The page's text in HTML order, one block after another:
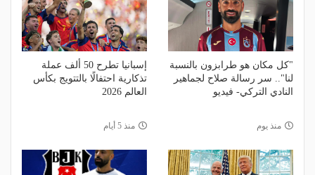
"كل مكان هو طرابزون بالنسبة
لنا".. سر رسالة صلاح لجماهير
النادي التركي- فيديو
منذ يوم
إسبانيا تطرح 50 ألف عملة
تذكارية احتفالًا بالتتويج بكأس
العالم 2026
منذ 5 أيام